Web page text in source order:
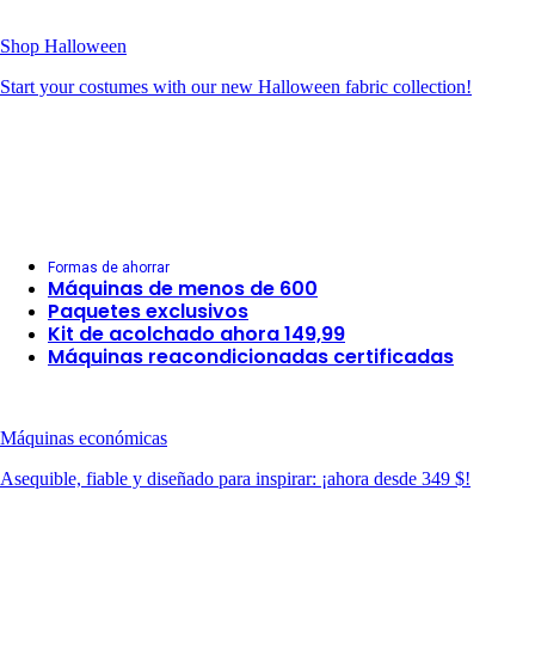
Shop Halloween
Start your costumes with our new Halloween fabric collection!
Formas de ahorrar
Máquinas de menos de 600
Paquetes exclusivos
Kit de acolchado ahora 149,99
Máquinas reacondicionadas certificadas
Máquinas económicas
Asequible, fiable y diseñado para inspirar: ¡ahora desde 349 $!